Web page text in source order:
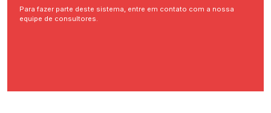
Para fazer parte deste sistema, entre em contato com a nossa
equipe de consultores.